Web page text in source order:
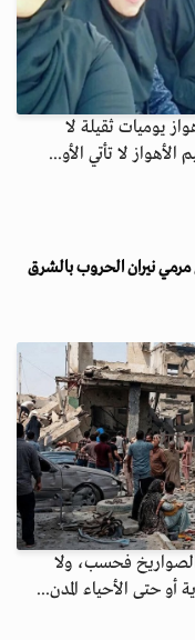
يوميات ثقيلة لا
لا تأتي الأو...
نيران الحروب بالشرق
فحسب، ولا
حتى الأحياء المدن...